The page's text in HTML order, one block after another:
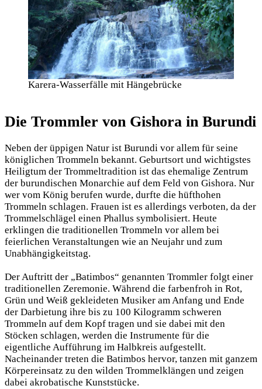
Karera-Wasserfälle mit Hängebrücke
Die Trommler von Gishora in Burundi
Neben der üppigen Natur ist Burundi vor allem für seine
königlichen Trommeln bekannt. Geburtsort und wichtigstes
Heiligtum der Trommeltradition ist das ehemalige Zentrum
der burundischen Monarchie auf dem Feld von Gishora. Nur
wer vom König berufen wurde, durfte die hüfthohen
Trommeln schlagen. Frauen ist es allerdings verboten, da der
Trommelschlägel einen Phallus symbolisiert. Heute
erklingen die traditionellen Trommeln vor allem bei
feierlichen Veranstaltungen wie an Neujahr und zum
Unabhängigkeitstag.
Der Auftritt der „Batimbos“ genannten Trommler folgt einer
traditionellen Zeremonie. Während die farbenfroh in Rot,
Grün und Weiß gekleideten Musiker am Anfang und Ende
der Darbietung ihre bis zu 100 Kilogramm schweren
Trommeln auf dem Kopf tragen und sie dabei mit den
Stöcken schlagen, werden die Instrumente für die
eigentliche Aufführung im Halbkreis aufgestellt.
Nacheinander treten die Batimbos hervor, tanzen mit ganzem
Körpereinsatz zu den wilden Trommelklängen und zeigen
dabei akrobatische Kunststücke.